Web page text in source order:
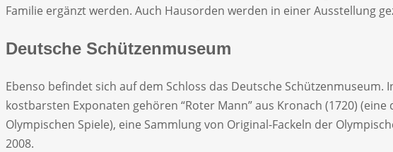
Familie ergänzt werden. Auch Hausorden werden in einer Ausstellung
Deutsche Schützenmuseum
Ebenso befindet sich auf dem Schloss das Deutsche
kostbarsten Exponaten gehören “Roter Mann” aus Kronach (1720)
Olympischen Spiele), eine Sammlung von Original-Fackeln der
2008.